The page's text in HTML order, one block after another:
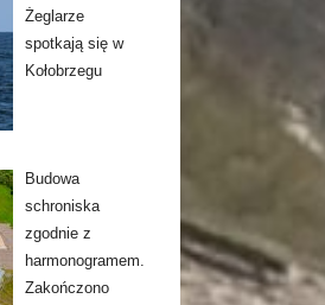
Żeglarze
spotkają się w
Kołobrzegu
Budowa
schroniska
zgodnie z
harmonogramem.
Zakończono